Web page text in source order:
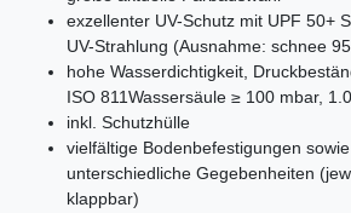
exzellenter UV-Schutz mit UPF 50+
UV-Strahlung (Ausnahme: schnee
hohe Wasserdichtigkeit,
ISO 811Wassersäule ≥ 100 mbar,
inkl. Schutzhülle
vielfältige Bodenbefestigungen
unterschiedliche Gegebenheiten
klappbar)